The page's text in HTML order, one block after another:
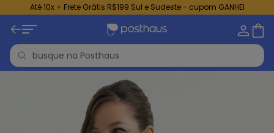
Até 10x + Frete Grátis R$199 Sul e Sudeste - cupom GANHEI